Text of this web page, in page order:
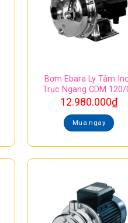
Bơm Ebara Ly Tâm
Trục Ngang CDM 120/
12.980.000₫
Mua ngay